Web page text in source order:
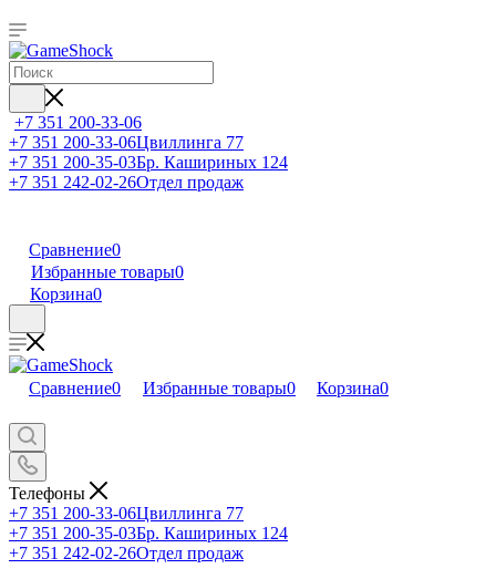
+7 351 200-33-06
+7 351 200-33-06Цвиллинга 77
+7 351 200-35-03Бр. Кашириных 124
+7 351 242-02-26Отдел продаж
Сравнение0
Избранные товары0
Корзина0
Сравнение0 Избранные товары0 Корзина0
Телефоны
+7 351 200-33-06Цвиллинга 77
+7 351 200-35-03Бр. Кашириных 124
+7 351 242-02-26Отдел продаж